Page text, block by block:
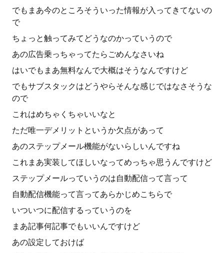
でもまあ今のところそういった情報が入ってきてないの
で
ちょっと触ってみてどうなのかっていうので
あの広告乗っちゃってたらごめんなさいね
はいでもまあ無料なんで大概はそうなんですけど
でもサブスタックはどうやらそんな感じではなさそうな
ので
これはめちゃくちゃいいなと
ただ唯一デメリットというか欠点があって
あのステップメール機能がないらしいんですね
これまあ実装してほしいなってめっちゃ思うんですけど
ステップメールっていうのは自動配信って言って
自動配信機能って言ってあらかじめこちらで
いついつに配信するっていうのを
まあ記事何記事でもいいんですけど
あの設定しておけば